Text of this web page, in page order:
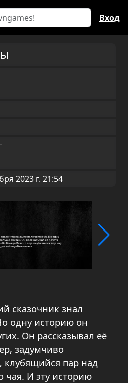
Вход
2023 г. 21:54
сказочник знал
одну историю он
Он рассказывал её
задумчиво
клубящийся пар над
чая. И эту историю